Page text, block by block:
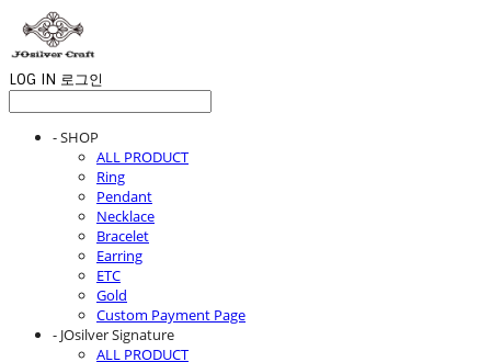
LOG IN 로그인
- SHOP
ALL PRODUCT
Ring
Pendant
Necklace
Bracelet
Earring
ETC
Gold
Custom Payment Page
- JOsilver Signature
ALL PRODUCT